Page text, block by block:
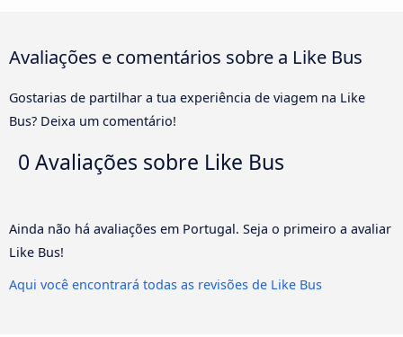
Avaliações e comentários sobre a Like Bus
Gostarias de partilhar a tua experiência de viagem na Like
Bus? Deixa um comentário!
0 Avaliações sobre Like Bus
Ainda não há avaliações em Portugal. Seja o primeiro a avaliar
Like Bus!
Aqui você encontrará todas as revisões de Like Bus